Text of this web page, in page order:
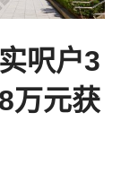
呎户3
万元获